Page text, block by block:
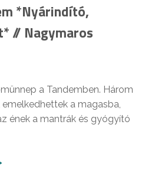
*Nyárindító,
// Nagymaros
a Tandemben. Három
a magasba,
ének a mantrák és gyógyító